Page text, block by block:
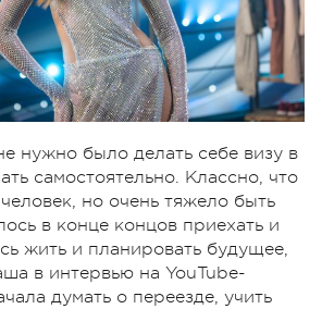
нужно было делать себе визу в
самостоятельно. Классно, что
но очень тяжело быть
в конце концов приехать и
жить и планировать будущее,
в интервью на YouTube-
думать о переезде, учить